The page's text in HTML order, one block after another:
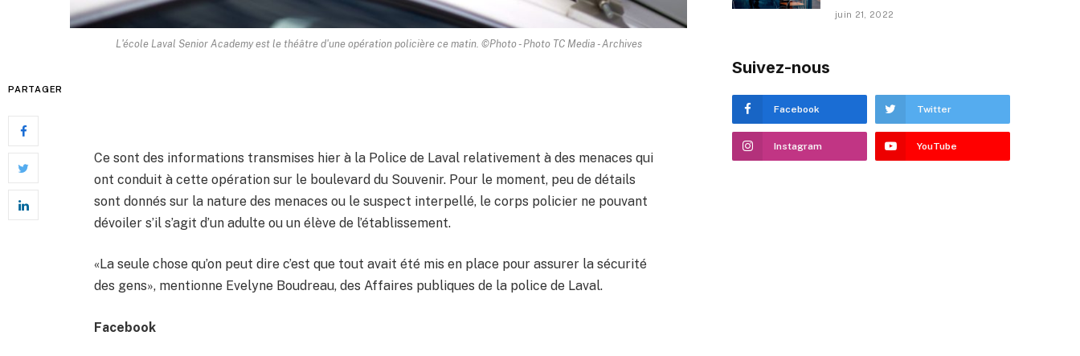
L'école Laval Senior Academy est le théâtre d'une opération policière ce matin. ©Photo - Photo TC Media - Archives
PARTAGER
Ce sont des informations transmises hier à la Police de Laval relativement à des menaces qui
ont conduit à cette opération sur le boulevard du Souvenir. Pour le moment, peu de détails
sont donnés sur la nature des menaces ou le suspect interpellé, le corps policier ne pouvant
dévoiler s’il s’agit d’un adulte ou un élève de l’établissement.
«La seule chose qu’on peut dire c’est que tout avait été mis en place pour assurer la sécurité
des gens», mentionne Evelyne Boudreau, des Affaires publiques de la police de Laval.
Facebook
juin 21, 2022
Suivez-nous
Facebook Twitter
Instagram YouTube